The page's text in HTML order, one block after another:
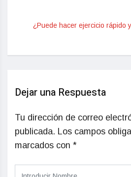
¿Puede hacer ejercicio rápido
Dejar una Respuesta
Tu dirección de correo
publicada. Los campos
marcados con *